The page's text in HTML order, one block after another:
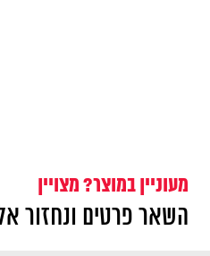
מעוניין במוצר? מצויין
השאר פרטים ונחזור